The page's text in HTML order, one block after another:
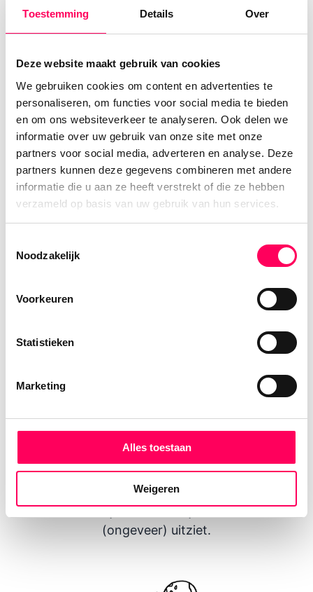
Toestemming Details Over
Deze website maakt gebruik van cookies
We gebruiken cookies om content en advertenties te
personaliseren, om functies voor social media te bieden
en om ons websiteverkeer te analyseren. Ook delen we
informatie over uw gebruik van onze site met onze
partners voor social media, adverteren en analyse. Deze
partners kunnen deze gegevens combineren met andere
informatie die u aan ze heeft verstrekt of die ze hebben
verzameld op basis van uw gebruik van hun services.
Noodzakelijk
Voorkeuren
Statistieken
Marketing
Alles toestaan
Weigeren
zo fijn maakt, zijn de ontmoetingen en de
een boerenfamilie tot zwemmen in een
Bekijk alle rondreizen in Vietnam
1. Aanvraag
Vertel ons over jezelf en hoe jouw droomreis er
(ongeveer) uitziet.